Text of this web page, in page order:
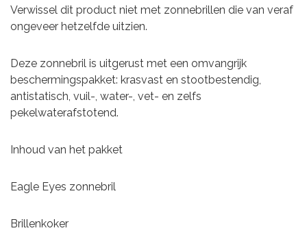
Verwissel dit product niet met zonnebrillen die van veraf
ongeveer hetzelfde uitzien.
Deze zonnebril is uitgerust met een omvangrijk
beschermingspakket: krasvast en stootbestendig,
antistatisch, vuil-, water-, vet- en zelfs
pekelwaterafstotend.
Inhoud van het pakket
Eagle Eyes zonnebril
Brillenkoker